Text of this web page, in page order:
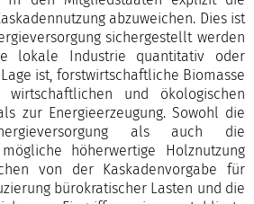
abzuweichen. Dies ist
sichergestellt werden
lokale Industrie quantitativ oder
ist, forstwirtschaftliche Biomasse
und ökologischen
zur Energieerzeugung. Sowohl die
als auch die
höherwertige Holznutzung
von der Kaskadenvorgabe für
bürokratischer Lasten und die